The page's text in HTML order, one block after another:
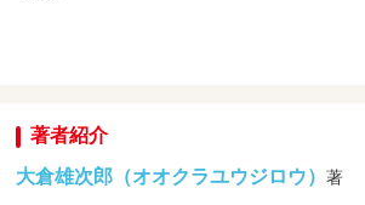
著者紹介
大倉雄次郎（オオクラユウジロウ）著